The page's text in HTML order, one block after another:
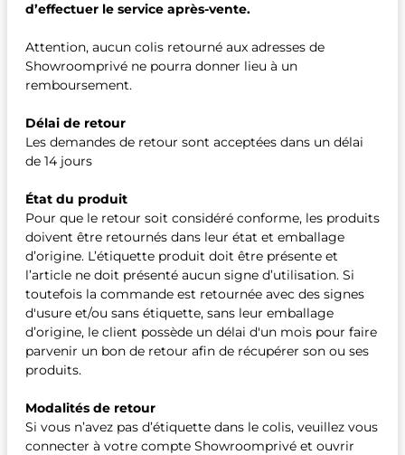
d’effectuer le service après-vente.
Attention, aucun colis retourné aux adresses de
Showroomprivé ne pourra donner lieu à un
remboursement.
Délai de retour
Les demandes de retour sont acceptées dans un délai
de 14 jours
État du produit
Pour que le retour soit considéré conforme, les produits
doivent être retournés dans leur état et emballage
d’origine. L’étiquette produit doit être présente et
l’article ne doit présenté aucun signe d’utilisation. Si
toutefois la commande est retournée avec des signes
d'usure et/ou sans étiquette, sans leur emballage
d’origine, le client possède un délai d'un mois pour faire
parvenir un bon de retour afin de récupérer son ou ses
produits.
Modalités de retour
Si vous n’avez pas d’étiquette dans le colis, veuillez vous
connecter à votre compte Showroomprivé et ouvrir